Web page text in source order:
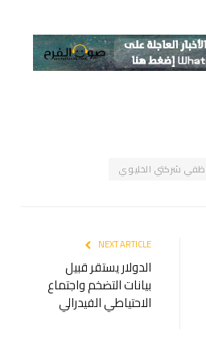
شركتي الخليوي
NEXT ARTICLE
الدولار يستقر قبيل
بيانات التضخم واجتماع
الاحتياطي الفيدرالي